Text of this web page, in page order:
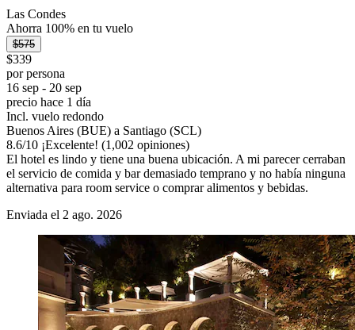
Las Condes
Ahorra 100% en tu vuelo
$575
$339
por persona
16 sep - 20 sep
precio hace 1 día
Incl. vuelo redondo
Buenos Aires (BUE) a Santiago (SCL)
8.6/10 ¡Excelente! (1,002 opiniones)
El hotel es lindo y tiene una buena ubicación. A mi parecer cerraban
el servicio de comida y bar demasiado temprano y no había ninguna
alternativa para room service o comprar alimentos y bebidas.
Enviada el 2 ago. 2026